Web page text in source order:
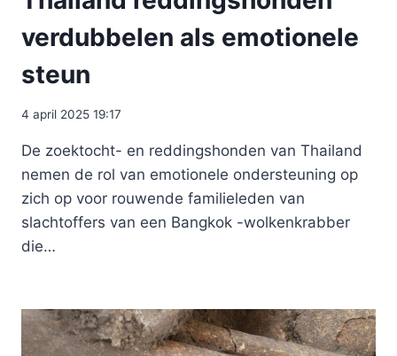
verdubbelen als emotionele
steun
4 april 2025 19:17
De zoektocht- en reddingshonden van Thailand
nemen de rol van emotionele ondersteuning op
zich op voor rouwende familieleden van
slachtoffers van een Bangkok -wolkenkrabber
die…